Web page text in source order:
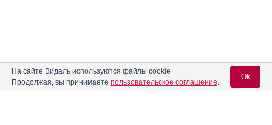
На сайте Видаль используются файлы cookie
Продолжая, вы принимаете пользовательское соглашение.
Ok